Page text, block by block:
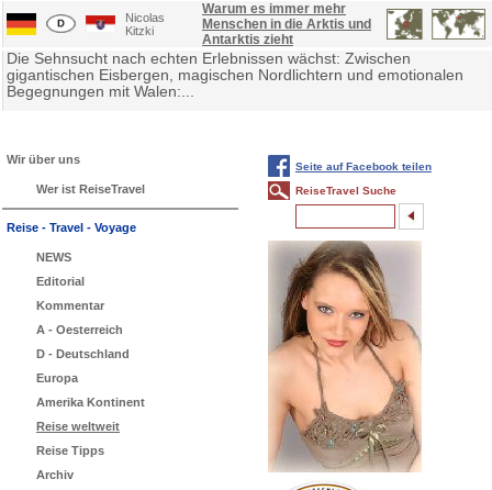
Nicolas
Kitzki
Warum es immer mehr
Menschen in die Arktis und
Antarktis zieht
Die Sehnsucht nach echten Erlebnissen wächst: Zwischen
gigantischen Eisbergen, magischen Nordlichtern und emotionalen
Begegnungen mit Walen:...
Wir über uns
Wer ist ReiseTravel
Reise - Travel - Voyage
NEWS
Editorial
Kommentar
A - Oesterreich
D - Deutschland
Europa
Amerika Kontinent
Reise weltweit
Reise Tipps
Archiv
Seite auf Facebook teilen
ReiseTravel Suche